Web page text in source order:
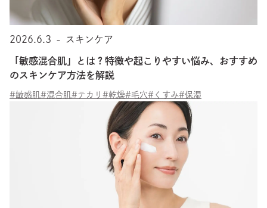
2026.6.3 - スキンケア
「敏感混合肌」とは？特徴や起こりやすい悩み、おすすめ
のスキンケア方法を解説
#敏感肌 #混合肌 #テカリ #乾燥#毛穴#くすみ#保湿